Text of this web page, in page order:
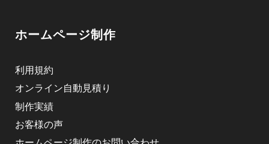
ホームページ制作
利用規約
オンライン自動見積り
制作実績
お客様の声